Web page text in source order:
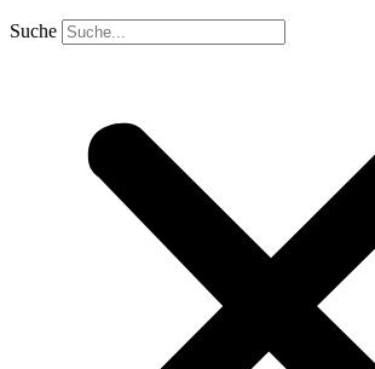
Suche